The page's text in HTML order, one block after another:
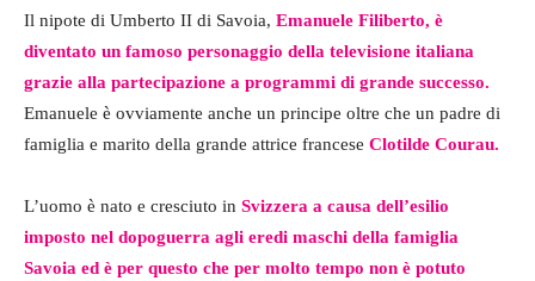
Il nipote di Umberto II di Savoia, Emanuele Filiberto, è
diventato un famoso personaggio della televisione italiana
grazie alla partecipazione a programmi di grande successo.
Emanuele è ovviamente anche un principe oltre che un padre di
famiglia e marito della grande attrice francese Clotilde Courau.
L’uomo è nato e cresciuto in Svizzera a causa dell’esilio
imposto nel dopoguerra agli eredi maschi della famiglia
Savoia ed è per questo che per molto tempo non è potuto